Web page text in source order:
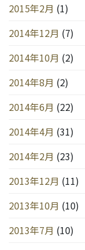
2015年2月 (1)
2014年12月 (7)
2014年10月 (2)
2014年8月 (2)
2014年6月 (22)
2014年4月 (31)
2014年2月 (23)
2013年12月 (11)
2013年10月 (10)
2013年7月 (10)